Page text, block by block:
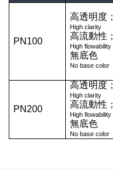
PN100
高透明度；
High clarity
高流動性；
High flowability
無底色
No base color
PN200
高透明度；
High clarity
高流動性；
High flowability
無底色
No base color